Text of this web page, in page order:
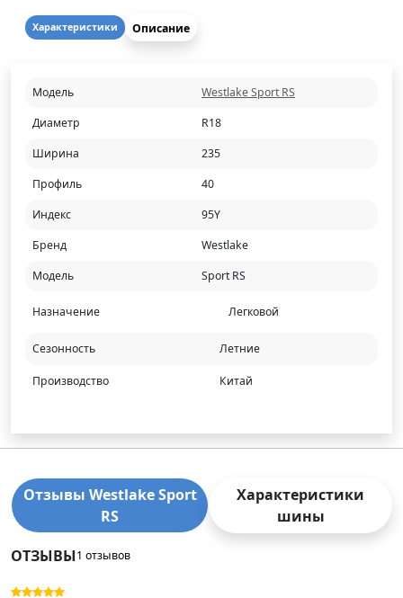
Характеристики Описание
Модель
Westlake Sport RS
Диаметр
R18
Ширина
235
Профиль
40
Индекс
95Y
Бренд
Westlake
Модель
Sport RS
Назначение Легковой
Сезонность Летние
Производство Китай
Отзывы Westlake Sport
RS
Характеристики
шины
ОТЗЫВЫ1 отзывов